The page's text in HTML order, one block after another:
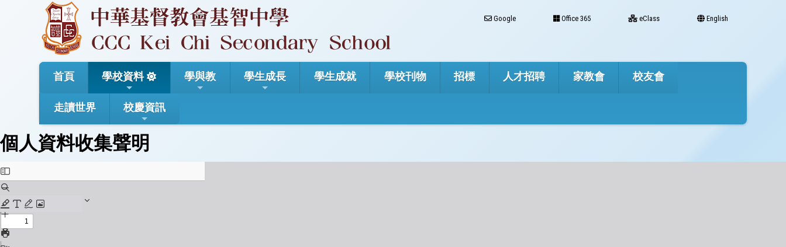
Google Office 365 eClass English
首頁 學校資料 學與教 學生成長 學生成就 學校刊物 招標 人才招聘 家教會 校友會
走讀世界 校慶資訊
個人資料收集聲明